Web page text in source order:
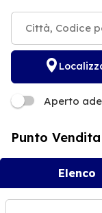
Aperto
Punto
Elenco